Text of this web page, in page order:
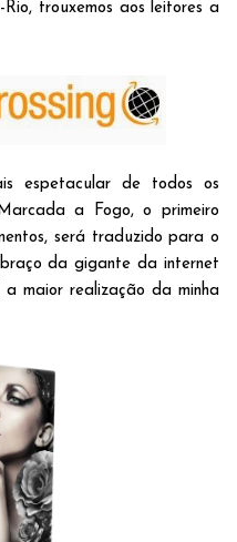
Rio, trouxemos aos leitores a
espetacular de todos os
a Fogo, o primeiro
será traduzido para o
braço da gigante da internet
maior realização da minha